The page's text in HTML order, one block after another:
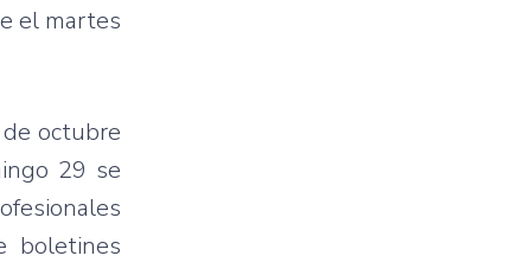
el martes
octubre
29 se
boletines